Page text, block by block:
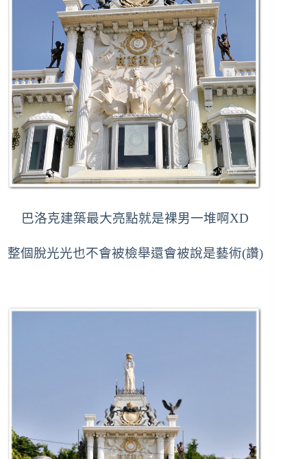
巴洛克建築最大亮點就是裸男一堆啊XD
整個脫光光也不會被檢舉還會被說是藝術(讚)